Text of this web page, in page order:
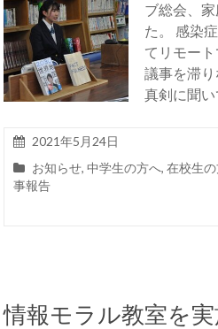
ブ総会、家
た。 感染
てリモート
議事を滞
真剣に聞い
2021年5月24日
お知らせ,中学生の方へ,在校生
事報告
情報モラル教室を